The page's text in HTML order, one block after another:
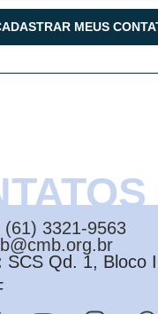
(61) 3321-9563
SCS Qd. 1, Bloco